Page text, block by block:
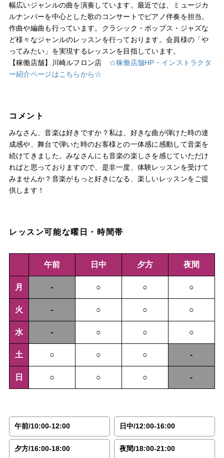
幅広いジャンルの曲を演奏しています。最近では、ミュージカ
ルナンバーを中心とした歌のコンサートでピアノ伴奏を担当。
作曲や編曲も行っています。クラシック・ポップス・ジャズな
ど様々なジャンルのレッスンを行っております。会員様の「や
ってみたい」を実現するレッスンを目指しています。
【稼働店舗】川崎ルフロン店 ☆稼働店舗HP・インストラクタ
ー紹介ページはこちらから☆
コメント
みなさん、音楽は好きですか？私は、好きな曲が弾けた時の達
成感や、舞台で弾いた時のお客様との一体感に感動して音楽を
続けてきました。みなさんにも音楽の楽しさを感じていただけ
ればと思っておりますので、是非一度、体験レッスンを受けて
みませんか？音楽がもっと好きになる、楽しいレッスンをご提
供します！
レッスン可能な曜日・時間帯
午前 日中 夕方 夜間
月 - ○ ○ ○
火 - ○ ○ ○
水 - ○ ○ ○
土 ○ ○ ○ -
日 ○ ○ ○ -
午前/10:00-12:00 日中/12:00-16:00
夕方/16:00-18:00 夜間/18:00-21:00